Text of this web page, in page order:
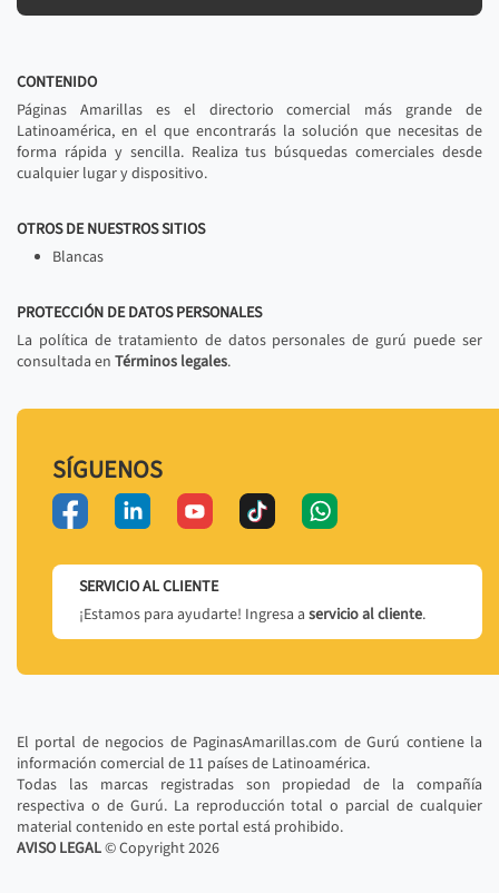
CONTENIDO
Páginas Amarillas es el directorio comercial más grande de
Latinoamérica, en el que encontrarás la solución que necesitas de
forma rápida y sencilla. Realiza tus búsquedas comerciales desde
cualquier lugar y dispositivo.
OTROS DE NUESTROS SITIOS
Blancas
PROTECCIÓN DE DATOS PERSONALES
La política de tratamiento de datos personales de gurú puede ser
consultada en Términos legales.
SÍGUENOS
SERVICIO AL CLIENTE
¡Estamos para ayudarte! Ingresa a servicio al cliente.
El portal de negocios de PaginasAmarillas.com de Gurú contiene la
información comercial de 11 países de Latinoamérica.
Todas las marcas registradas son propiedad de la compañía
respectiva o de Gurú. La reproducción total o parcial de cualquier
material contenido en este portal está prohibido.
AVISO LEGAL© Copyright2026